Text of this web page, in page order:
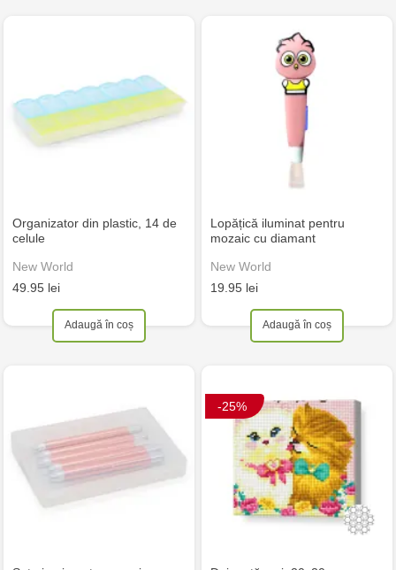
Organizator din plastic, 14 de
celule
New World
49.95 lei
Adaugă în coș
Lopățică iluminat pentru
mozaic cu diamant
New World
19.95 lei
Adaugă în coș
-25%